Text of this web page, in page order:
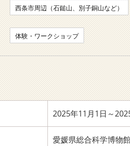
西条市周辺（石鎚山、別子銅山など）
体験・ワークショップ
2025年11月1日～
愛媛県総合科学博物